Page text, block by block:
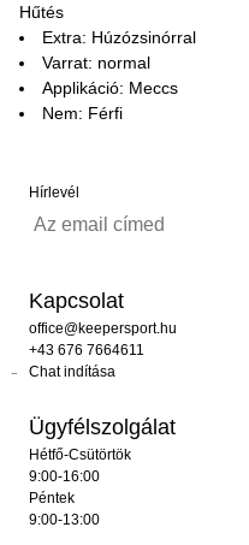
Hűtés
Extra: Húzózsinórral
Varrat: normal
Applikáció: Meccs
Nem: Férfi
Hírlevél
Kapcsolat
office@keepersport.hu
+43 676 7664611
Chat indítása
Ügyfélszolgálat
Hétfő-Csütörtök
9:00-16:00
Péntek
9:00-13:00